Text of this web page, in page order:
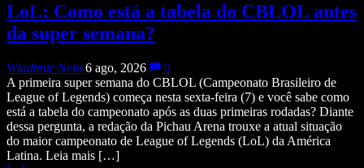
LoL: Como está a tabela do CBLOL antes
da super semana?
Wladimir Neto 6 ago, 2026
0
A primeira super semana do CBLOL (Campeonato Brasileiro de
League of Legends) começa nesta sexta-feira (7) e você sabe como
está a tabela do campeonato após as duas primeiras rodadas? Diante
dessa pergunta, a redação da Pichau Arena trouxe a atual situação
do maior campeonato de League of Legends (LoL) da América
Latina. Leia mais […]